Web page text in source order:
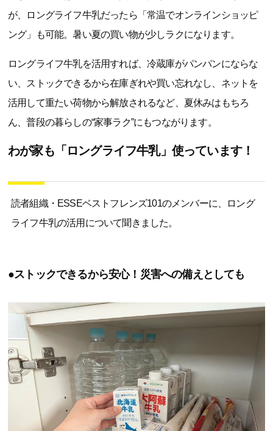
が、ロングライフ牛乳だったら「常温でオンラインショッピ
ング」も可能。暑い夏の買い物が少しラクになります。
ロングライフ牛乳を活用すれば、冷蔵庫がパンパンにならな
い、ストックできるから在庫ぎれや買い忘れなし、ネットを
活用して重たい荷物から解放されるなど、夏休みはもちろ
ん、普段の暮らしの“家事ラク”にもつながります。
わが家も「ロングライフ牛乳」使っています！
読者組織・ESSEベストフレンズ101のメンバーに、ロング
ライフ牛乳の活用について聞きました。
●ストックできるから安心！災害への備えとしても